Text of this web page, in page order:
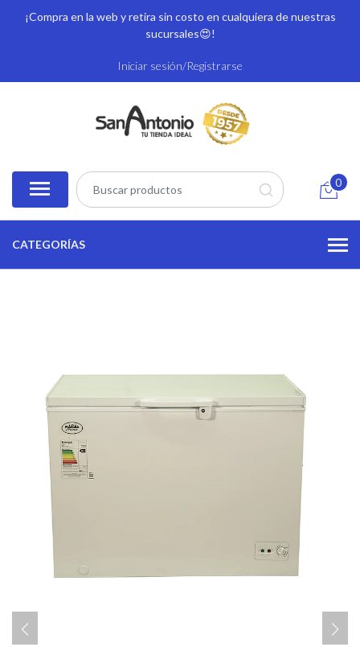
¡Compra en la web y retira sin costo en cualquiera de nuestras
sucursales😍!
Iniciar sesión/Registrarse
0
CATEGORÍAS